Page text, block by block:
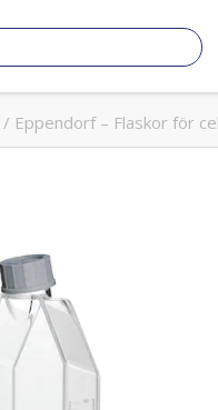
/ Eppendorf – Flaskor för